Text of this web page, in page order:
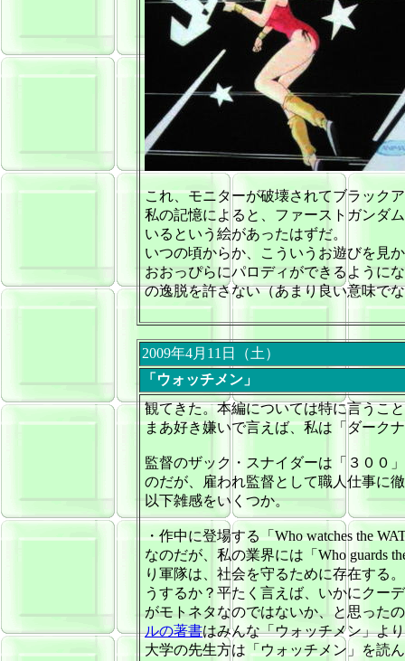
これ、モニターが破壊されてブラック
私の記憶によると、ファーストガンダ
いるという絵があったはずだ。
いつの頃からか、こういうお遊びを見
おおっぴらにパロディができるように
の逸脱を許さない（あまり良い意味で
2009年4月11日（土）
「ウォッチメン」
観てきた。本編については特に言うこ
まあ好き嫌いで言えば、私は「ダーク
監督のザック・スナイダーは「３００
のだが、雇われ監督として職人仕事に
以下雑感をいくつか。
・作中に登場する「Who watches the
なのだが、私の業界には「Who guards
り軍隊は、社会を守るために存在する
うするか？平たく言えば、いかにクー
がモトネタなのではないか、と思った
ルの著書はみんな「ウォッチメン」よ
大学の先生方は「ウォッチメン」を読